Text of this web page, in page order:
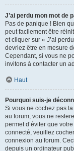
J’ai perdu mon mot de
Pas de panique ! Bien
peut facilement être
et cliquer sur « J’ai
devriez être en mesure
Cependant, si vous ne
invitons à contacter un
Haut
Pourquoi suis-je
Si vous ne cochez pas
au forum, vous ne
permet d’éviter que
connecté, veuillez
connexion au forum.
depuis un ordinateur